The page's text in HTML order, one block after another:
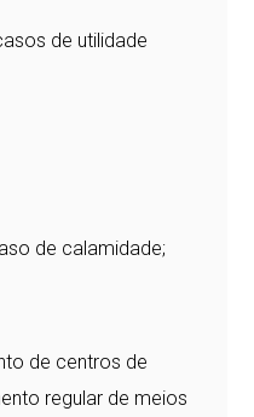
de utilidade
de calamidade;
de centros de
regular de meios